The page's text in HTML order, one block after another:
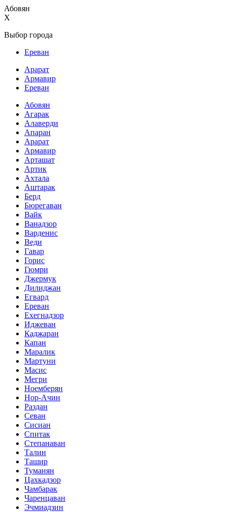
Абовян
X
Выбор города
Ереван
Арарат
Армавир
Ереван
Абовян
Агарак
Алаверди
Апаран
Арарат
Армавир
Арташат
Артик
Ахтала
Аштарак
Берд
Бюрегаван
Вайк
Ванадзор
Варденис
Веди
Гавар
Горис
Гюмри
Джермук
Дилиджан
Егвард
Ереван
Ехегнадзор
Иджеван
Каджаран
Капан
Маралик
Мартуни
Масис
Мегри
Ноемберян
Нор-Ачин
Раздан
Севан
Сисиан
Спитак
Степанаван
Талин
Ташир
Туманян
Цахкадзор
Чамбарак
Чаренцаван
Эчмиадзин